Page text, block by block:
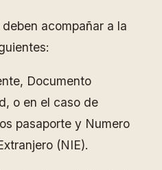
acompañar a la
Documento
o en el caso de
pasaporte y Numero
(NIE).